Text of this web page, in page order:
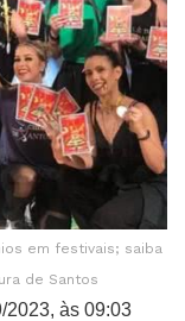
em festivais; saiba
de Santos
2023, às 09:03